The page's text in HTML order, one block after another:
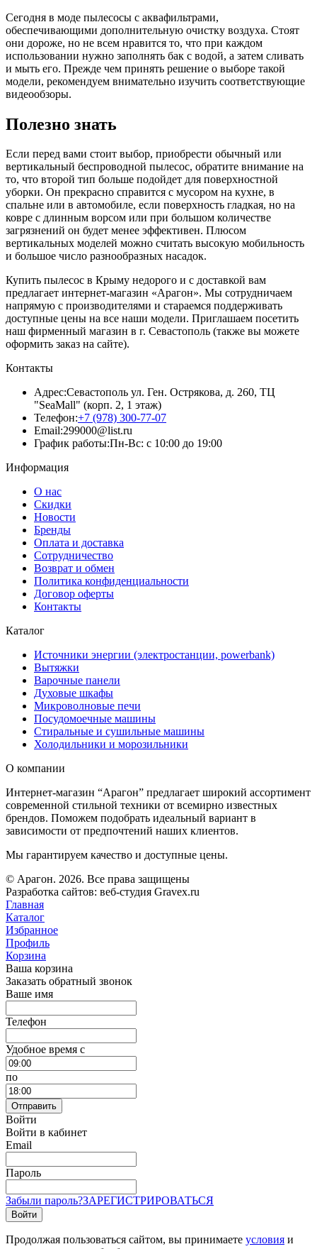
Сегодня в моде пылесосы с аквафильтрами,
обеспечивающими дополнительную очистку воздуха. Стоят
они дороже, но не всем нравится то, что при каждом
использовании нужно заполнять бак с водой, а затем сливать
и мыть его. Прежде чем принять решение о выборе такой
модели, рекомендуем внимательно изучить соответствующие
видеообзоры.
Полезно знать
Если перед вами стоит выбор, приобрести обычный или
вертикальный беспроводной пылесос, обратите внимание на
то, что второй тип больше подойдет для поверхностной
уборки. Он прекрасно справится с мусором на кухне, в
спальне или в автомобиле, если поверхность гладкая, но на
ковре с длинным ворсом или при большом количестве
загрязнений он будет менее эффективен. Плюсом
вертикальных моделей можно считать высокую мобильность
и большое число разнообразных насадок.
Купить пылесос в Крыму недорого и с доставкой вам
предлагает интернет-магазин «Арагон». Мы сотрудничаем
напрямую с производителями и стараемся поддерживать
доступные цены на все наши модели. Приглашаем посетить
наш фирменный магазин в г. Севастополь (также вы можете
оформить заказ на сайте).
Контакты
Адрес:Севастополь ул. Ген. Острякова, д. 260, ТЦ
"SeaMall" (корп. 2, 1 этаж)
Телефон:+7 (978) 300-77-07
Email:299000@list.ru
График работы:Пн-Вс: с 10:00 до 19:00
Информация
О нас
Скидки
Новости
Бренды
Оплата и доставка
Сотрудничество
Возврат и обмен
Политика конфиденциальности
Договор оферты
Контакты
Каталог
Источники энергии (электростанции, powerbank)
Вытяжки
Варочные панели
Духовые шкафы
Микроволновые печи
Посудомоечные машины
Стиральные и сушильные машины
Холодильники и морозильники
О компании
Интернет-магазин “Арагон” предлагает широкий ассортимент
современной стильной техники от всемирно известных
брендов. Поможем подобрать идеальный вариант в
зависимости от предпочтений наших клиентов.
Мы гарантируем качество и доступные цены.
© Арагон. 2026. Все права защищены
Разработка сайтов: веб-студия Gravex.ru
Главная
Каталог
Избранное
Профиль
Корзина
Ваша корзина
Заказать обратный звонок
Ваше имя
Телефон
Удобное время c
по
Отправить
Войти
Войти в кабинет
Email
Пароль
Забыли пароль?ЗАРЕГИСТРИРОВАТЬСЯ
Войти
Продолжая пользоваться сайтом, вы принимаете условия и